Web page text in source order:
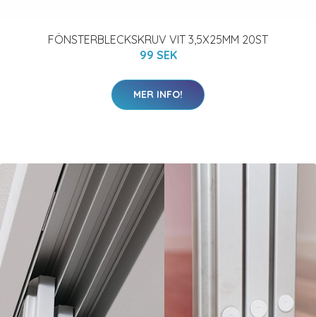
FÖNSTERBLECKSKRUV VIT 3,5X25MM 20ST
99 SEK
MER INFO!